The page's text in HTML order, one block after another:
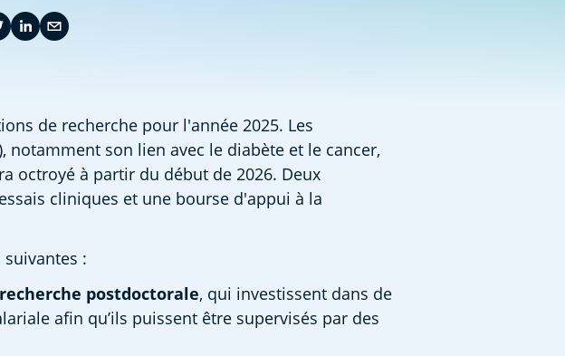
de recherche pour l'année 2025. Les
notamment son lien avec le diabète et le cancer,
octroyé à partir du début de 2026. Deux
cliniques et une bourse d'appui à la
:
postdoctorale, qui investissent dans de
afin qu’ils puissent être supervisés par des